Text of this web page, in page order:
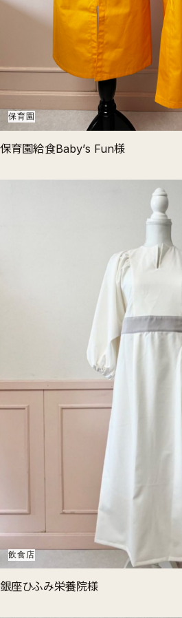
保育園
保育園給食Baby’s Fun様
飲食店
銀座ひふみ栄養院様